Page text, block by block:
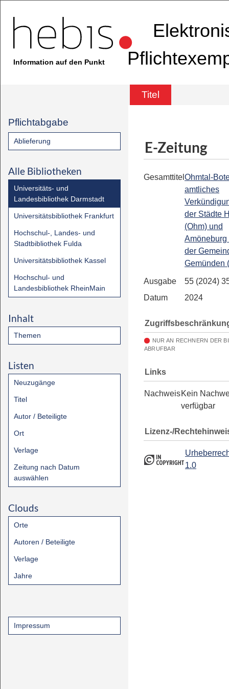
Information auf den Punkt
Titel
Pflichtabgabe
Ablieferung
Alle Bibliotheken
Universitäts- und
Landesbibliothek Darmstadt
Universitätsbibliothek Frankfurt
Hochschul-, Landes- und
Stadtbibliothek Fulda
Universitätsbibliothek Kassel
Hochschul- und
Landesbibliothek RheinMain
Inhalt
Themen
Listen
Neuzugänge
Titel
Autor / Beteiligte
Ort
Verlage
Zeitung nach Datum
auswählen
Clouds
Orte
Autoren / Beteiligte
Verlage
Jahre
Impressum
E-Zeitung
Gesamttitel Ohmtal-
amtliches
der Städte
(Ohm) und
Amöneburg
der
Gemünden
Ausgabe
55 (2024)
Datum
2024
NUR AN RECHNERN DER
ABRUFBAR
Links
NachweisKein
verfügbar
Lizenz-/
1.0